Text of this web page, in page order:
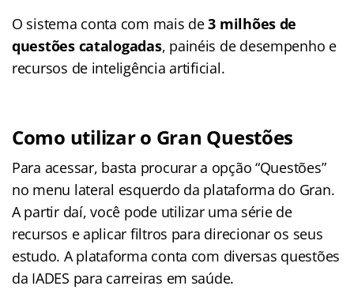
O sistema conta com mais de3 milhões de
questões catalogadas, painéis de desempenho e
recursos de inteligência artificial.
Como utilizar o Gran Questões
Para acessar, basta procurar a opção “Questões”
no menu lateral esquerdo da plataforma do Gran.
A partir daí, você pode utilizar uma série de
recursos e aplicar filtros para direcionar os seus
estudo. A plataforma conta com diversas questões
da IADES para carreiras em saúde.